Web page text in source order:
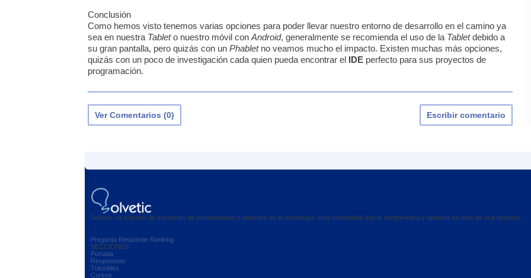
Conclusión
Como hemos visto tenemos varias opciones para poder llevar nuestro entorno de desarrollo en el camino ya
sea en nuestra Tableto nuestro móvil con Android, generalmente se recomienda el uso de la Tabletdebido a
su gran pantalla, pero quizás con un Phabletno veamos mucho el impacto. Existen muchas más opciones,
quizás con un poco de investigación cada quien pueda encontrar el IDE perfecto para sus proyectos de
programación.
Ver Comentarios (0) Escribir comentario
Solvetic es el punto de encuentro de profesionales y amantes de la tecnología. Una comunidad que te sorprenderá y ayudará en más de una ocasión
Pregunta Responde Ranking
SECCIONES
Portada
Respuestas
Tutoriales
Cursos